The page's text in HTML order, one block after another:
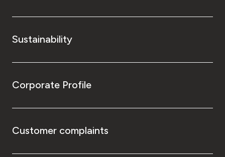
Sustainability
Corporate Profile
Customer complaints